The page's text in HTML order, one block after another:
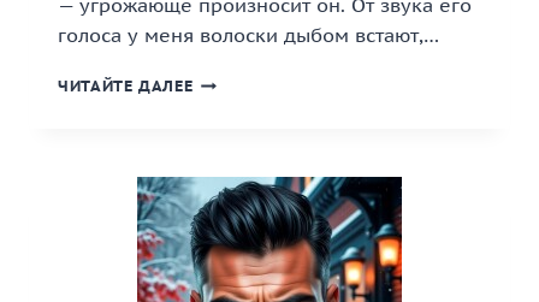
— угрожающе произносит он. От звука его
голоса у меня волоски дыбом встают,…
ЧИТАЙТЕ ДАЛЕЕ «ПОД